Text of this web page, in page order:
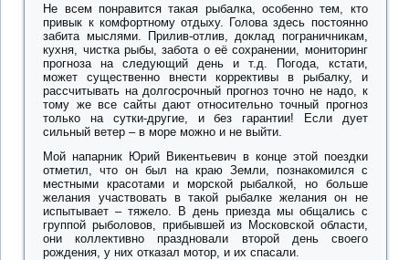
Не всем понравится такая рыбалка, особенно тем, кто
привык к комфортному отдыху. Голова здесь постоянно
забита мыслями. Прилив-отлив, доклад пограничникам,
кухня, чистка рыбы, забота о её сохранении, мониторинг
прогноза на следующий день и т.д. Погода, кстати,
может существенно внести коррективы в рыбалку, и
рассчитывать на долгосрочный прогноз точно не надо, к
тому же все сайты дают относительно точный прогноз
только на сутки-другие, и без гарантии! Если дует
сильный ветер – в море можно и не выйти.
Мой напарник Юрий Викентьевич в конце этой поездки
отметил, что он был на краю Земли, познакомился с
местными красотами и морской рыбалкой, но больше
желания участвовать в такой рыбалке желания он не
испытывает – тяжело. В день приезда мы общались с
группой рыболовов, прибывшей из Московской области,
они коллективно праздновали второй день своего
рождения, у них отказал мотор, и их спасали.